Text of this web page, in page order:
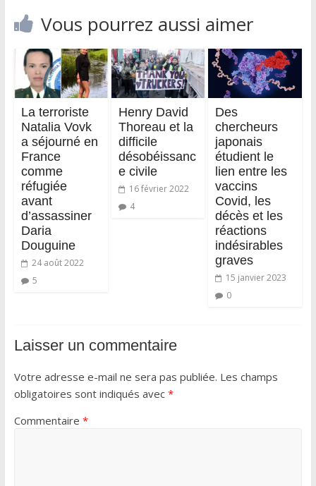
Vous pourrez aussi aimer
La terroriste
Natalia Vovk
a séjourné en
France
comme
réfugiée
avant
d’assassiner
Daria
Douguine
24 août 2022
5
Henry David
Thoreau et la
difficile
désobéissanc
e civile
16 février 2022
4
Des
chercheurs
japonais
étudient le
lien entre les
vaccins
Covid, les
décès et les
réactions
indésirables
graves
15 janvier 2023
0
Laisser un commentaire
Votre adresse e-mail ne sera pas publiée. Les champs
obligatoires sont indiqués avec *
Commentaire *